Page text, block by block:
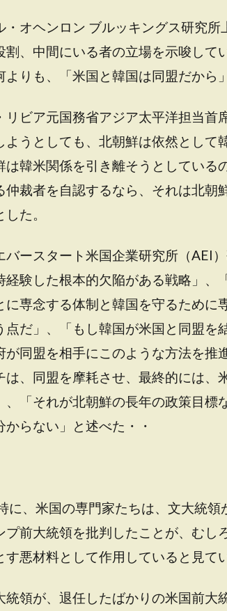
・オヘンロン ブルッキングス研究
割、中間にいる者の立場を示唆して
よりも、「米国と韓国は同盟だから
リビア元国務省アジア太平洋担当首
ようとしても、北朝鮮は依然として
は韓米関係を引き離そうとしている
仲裁者を自認するなら、それは北朝
た。
バースタート米国企業研究所（AEI
経験した根本的欠陥がある戦略」、
に専念する体制と韓国を守るために
点だ」、「もし韓国が米国と同盟を
が同盟を相手にこのような方法を推
は、同盟を摩耗させ、最終的には、
、「それが北朝鮮の長年の政策目標
からない」と述べた・・
に、米国の専門家たちは、文大統
プ前大統領を批判したことが、むし
す悪材料として作用していると見て
統領が、退任したばかりの米国前大